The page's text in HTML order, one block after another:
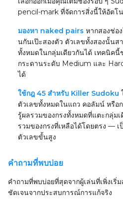
pencil-mark ที่จัดการสิ่งนี้ให้อัตโ
มองหา naked pairs หากสองช่อ
นกันเป๊ะสองตัว ตัวเลขทั้งสองนั้นส
ทั้งหมดในกลุ่มเดียวกันได้ เทคนิค
กระดานระดับ Medium และ
ได้
ใช้กฎ 45 สำหรับ Killer Sudoku
ตัวเลขทั้งหมดในแถว คอลัมน์ หรือ
รู้ผลรวมของกรงทั้งหมดที่แตะกลุ่ม
รวมของกรงที่เหลือได้โดยตรง —
ตัวเลขขั้นสูง
คำถามที่พบบ่อย
คำถามที่พบบ่อยที่สุดจากผู้เล่นที่เพิ่งเ
ชัดเจนจากประสบการณ์การแก้จริง